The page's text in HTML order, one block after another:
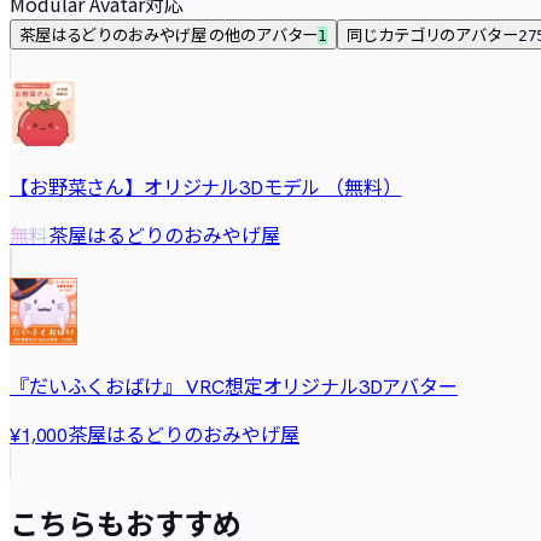
茶屋はるどりのおみやげ屋 の他のアバター1 同じカテゴリのアバター
【お野菜さん】オリジナル3Dモデル （無料）
無料茶屋はるどりのおみやげ屋
『だいふくおばけ』 VRC想定オリジナル3Dアバター
¥1,000茶屋はるどりのおみやげ屋
こちらもおすすめ